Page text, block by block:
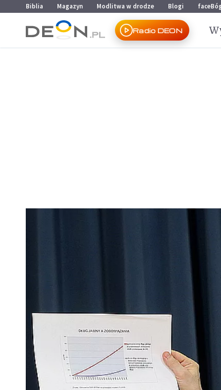
Przejdź do menu głównego
Przejdź do treści
Biblia Magazyn Modlitwa w drodze Blogi
Radio DEON